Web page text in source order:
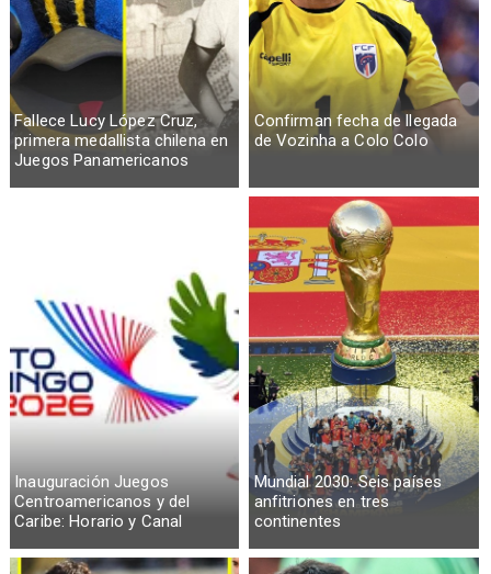
Fallece Lucy López Cruz,
primera medallista chilena en
Juegos Panamericanos
Confirman fecha de llegada
de Vozinha a Colo Colo
Inauguración Juegos
Centroamericanos y del
Caribe: Horario y Canal
Mundial 2030: Seis países
anfitriones en tres
continentes